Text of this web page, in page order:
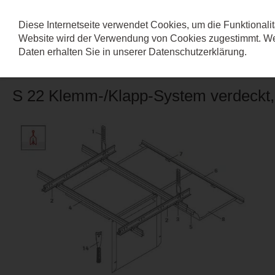
SYSTEM S 22
S 22 Klemm-/Klapp-System
Diese Internetseite verwendet Cookies, um die
Website wird der Verwendung von Cookies zugestimmt.
Daten erhalten Sie in unserer Datenschutzerklärung.